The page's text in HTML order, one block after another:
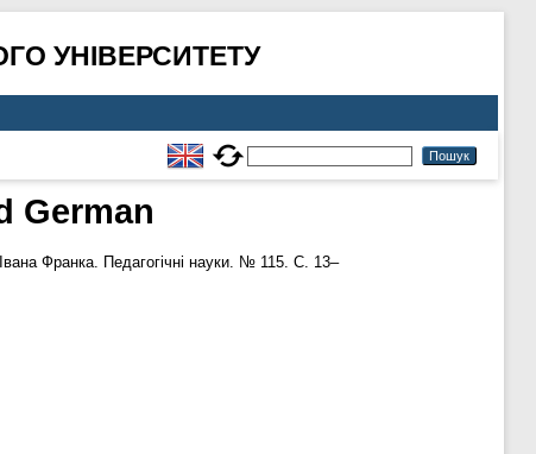
УНІВЕРСИТЕТУ
German
Франка. Педагогічні науки. № 115. С. 13–